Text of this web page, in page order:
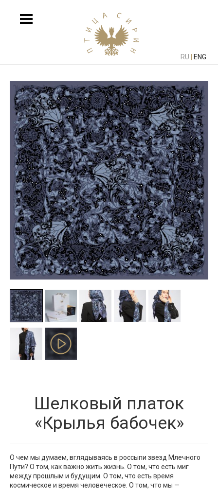
RU ENG
Шелковый платок
«Крылья бабочек»
О чем мы думаем, вглядываясь в россыпи звезд Млечного
Пути? О том, как важно жить жизнь. О том, что есть миг
между прошлым и будущим. О том, что есть время
космическое и время человеческое. О том, что мы —